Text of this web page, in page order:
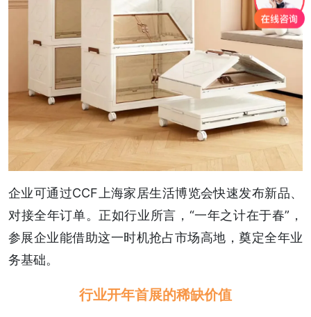
企业可通过CCF上海家居生活博览会快速发布新品、
对接全年订单。正如行业所言，“一年之计在于春”，
参展企业能借助这一时机抢占市场高地，奠定全年业
务基础。
行业开年首展的稀缺价值